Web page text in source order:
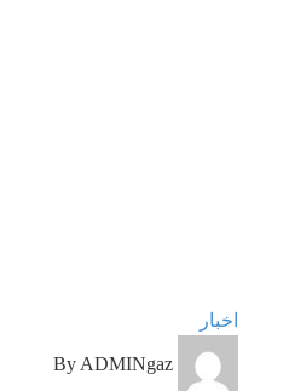
فراخوان
جذب
نمایندگی
اخبار
By ADMINgaz